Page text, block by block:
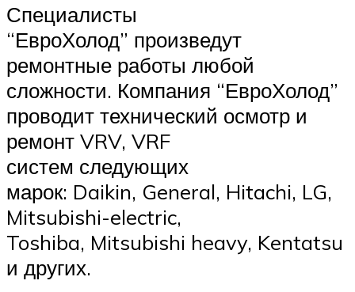
Специалисты
“ЕвроХолод” произведут
ремонтные работы любой
сложности. Компания “ЕвроХолод”
проводит технический осмотр и
ремонт VRV, VRF
систем следующих
марок: Daikin, General, Hitachi, LG,
Mitsubishi-electric,
Toshiba, Mitsubishi heavy, Kentatsu
и других.